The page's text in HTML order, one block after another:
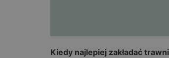
Kiedy najlepiej zakładać